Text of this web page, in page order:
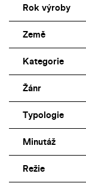
Rok výroby
Země
Kategorie
Žánr
Typologie
Minutáž
Režie